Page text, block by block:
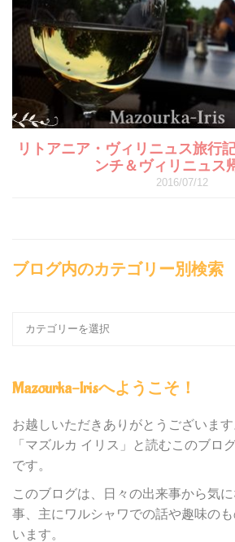
リトアニア・ヴィリニュス旅行
ンチ＆ヴィリニュス
2016/07/12
ブログ内のカテゴリー別検索
の
テ
ゴ
ー
別
検
索
Mazourka-Irisへようこそ！
お越しいただきありがとうございます
「マズルカ イリス」と読むこのブロ
です。
このブログは、日々の出来事から気
事、主にワルシャワでの話や趣味の
います。